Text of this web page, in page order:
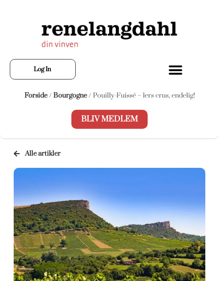
Log In
Forside/ Bourgogne/ Pouilly-Fuissé – 1ers crus, endelig!
BLIV MEDLEM
Alle artikler